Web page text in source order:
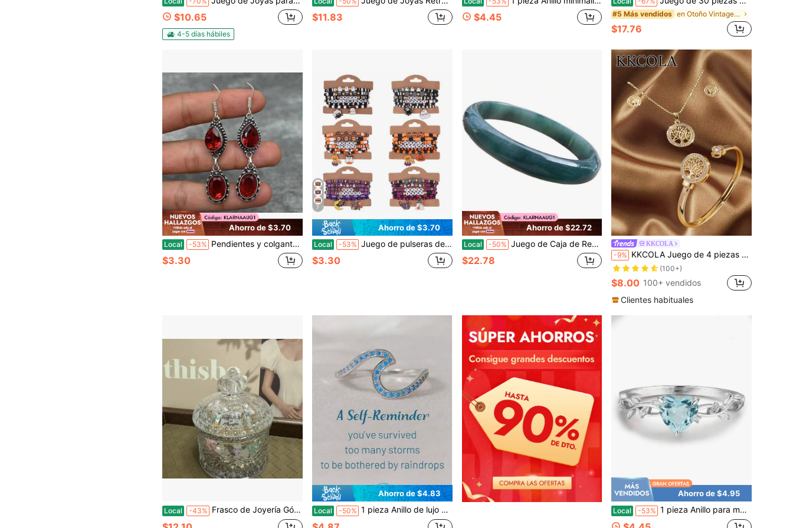
$10.65
4-5 días hábiles
$11.83 $4.45 #5 Más vendidos en Otoño Vintage Regalos de joyería para mujer
$17.76
Ahorro de $3.70
Local -53% Pendientes y colgantes de estilo bohemio para mujer, caja de regalo de moda con gota de agua de rubí, accesorio de joyería exquisito como regalo.
$3.30
7
Ahorro de $3.70
Local -53% Juego de pulseras de arcilla suave con temática de Halloween en estilo europeo y americano en negro, naranja y púrpura
$3.30
Ahorro de $22.72
Local -50% Juego de Caja de Regalo Certificado Brazalete de Jadeita Azul Hielo Verde A JADE 59mm 683401 AS
$22.78
KKCOLA
-9% KKCOLA Juego de 4 piezas de collar, pendientes de botón y pulsera de acero inoxidable con circonita con diseño de árbol de la vida, caja de regalo - Joyería de alta gama, joyería popular
(100+)
$8.00 100+ vendidos
Clientes habituales
Local -43% Frasco de Joyería Gótica de Misterio Oscuro, Conjunto Completo de Joyería, Regalo Sorpresa de Cumpleaños
Ahorro de $4.83
Local -50% 1 pieza Anillo de lujo para mujer con forma de onda incrustado con piedras azules brillantes Anillo para dedo Regalo de joyería para ella para cumpleaños Día de San Valentín Aniversario Vacaciones
Ahorro de $4.95
Local -53% 1 pieza Anillo para mujer con diseño de bosque, corazón de plata, piedra azul claro, banda de hoja retorcida y enredadera, pequeño detalle de piedra transparente, regalo de boda